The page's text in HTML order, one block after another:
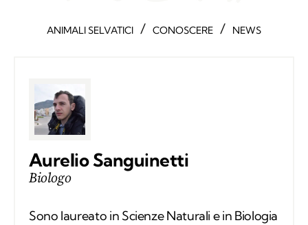
ANIMALI SELVATICI / CONOSCERE / NEWS
Aurelio Sanguinetti
Biologo
Sono laureato in Scienze Naturali e in Biologia